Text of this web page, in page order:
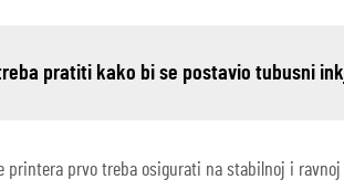
pratiti kako bi se postavio tubusni
printera prvo treba osigurati na stabilnoj i